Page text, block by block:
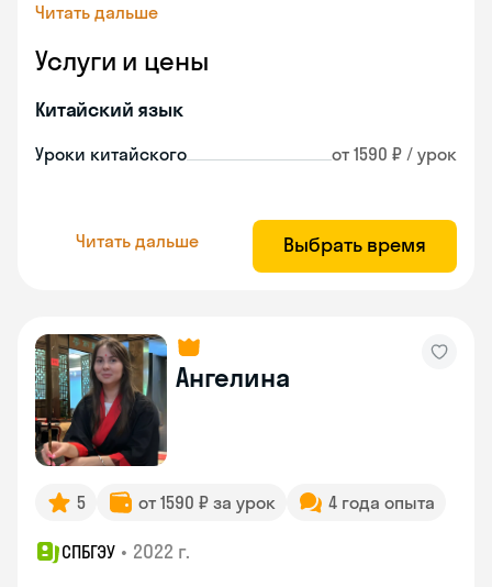
Читать дальше
Услуги и цены
Китайский язык
Уроки китайского от 1590 ₽ / урок
Читать дальше Выбрать время
Ангелина
5 от 1590 ₽ за урок 4 года опыта
СПБГЭУ • 2022 г.